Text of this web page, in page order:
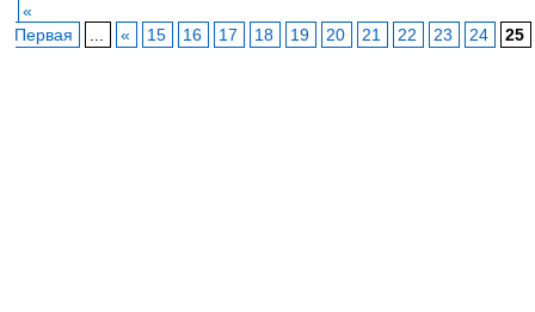
«
Первая
« 15 16 17 18 19 20 21 22 23 24 25